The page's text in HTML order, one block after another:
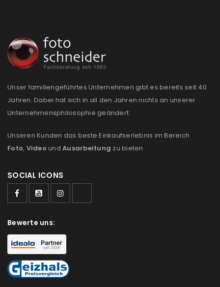
E-Mail-Adresse
Ein Link zum Erstellen eines neuen Passworts wird an
deine E-Mail-Adresse gesendet.
Please select all the ways you would like to hear from
Ich stimme zu
akzeptiere die
REGISTRIEREN
Unser familiengeführtes Unternehmen gibt es bereits seit 40
Jahren. Dabei hat sich in all den Jahren nichts an unserer
Unternehmensphilosophie geändert:
Unseren Kunden das beste Einkaufserlebnis im Bereich
Foto, Video und Ausarbeitung zu bieten.
SOCIAL ICONS
Bewerte uns: